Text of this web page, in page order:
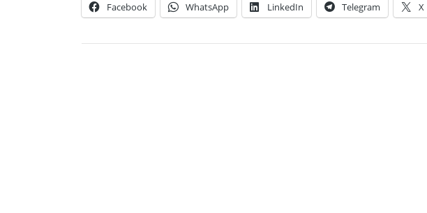
Facebook WhatsApp LinkedIn Telegram X